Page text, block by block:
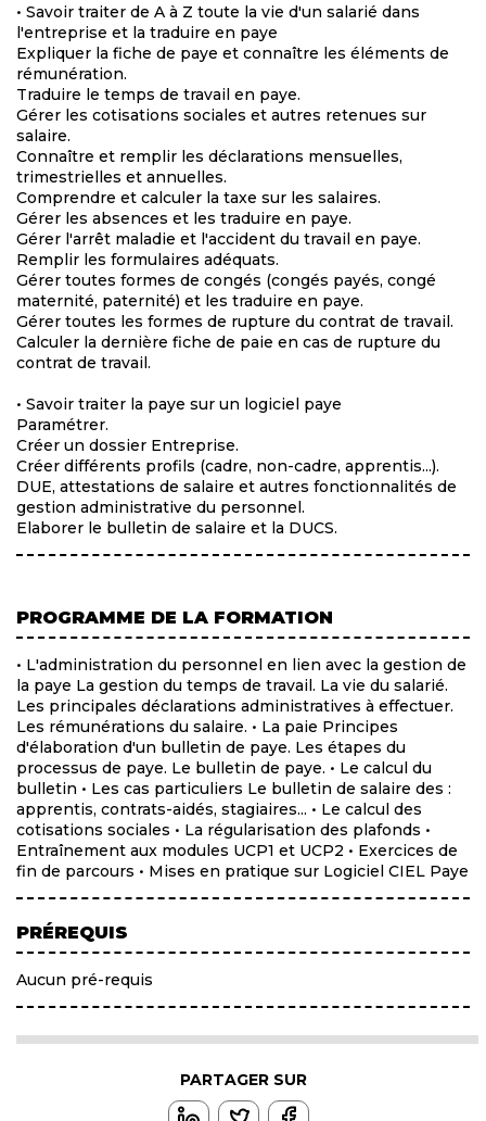
• Savoir traiter de A à Z toute la vie d'un salarié dans
l'entreprise et la traduire en paye
Expliquer la fiche de paye et connaître les éléments de
rémunération.
Traduire le temps de travail en paye.
Gérer les cotisations sociales et autres retenues sur
salaire.
Connaître et remplir les déclarations mensuelles,
trimestrielles et annuelles.
Comprendre et calculer la taxe sur les salaires.
Gérer les absences et les traduire en paye.
Gérer l'arrêt maladie et l'accident du travail en paye.
Remplir les formulaires adéquats.
Gérer toutes formes de congés (congés payés, congé
maternité, paternité) et les traduire en paye.
Gérer toutes les formes de rupture du contrat de travail.
Calculer la dernière fiche de paie en cas de rupture du
contrat de travail.
• Savoir traiter la paye sur un logiciel paye
Paramétrer.
Créer un dossier Entreprise.
Créer différents profils (cadre, non-cadre, apprentis...).
DUE, attestations de salaire et autres fonctionnalités de
gestion administrative du personnel.
Elaborer le bulletin de salaire et la DUCS.
PROGRAMME DE LA FORMATION
• L'administration du personnel en lien avec la gestion de
la paye La gestion du temps de travail. La vie du salarié.
Les principales déclarations administratives à effectuer.
Les rémunérations du salaire. • La paie Principes
d'élaboration d'un bulletin de paye. Les étapes du
processus de paye. Le bulletin de paye. • Le calcul du
bulletin • Les cas particuliers Le bulletin de salaire des :
apprentis, contrats-aidés, stagiaires... • Le calcul des
cotisations sociales • La régularisation des plafonds •
Entraînement aux modules UCP1 et UCP2 • Exercices de
fin de parcours • Mises en pratique sur Logiciel CIEL Paye
PRÉREQUIS
Aucun pré-requis
PARTAGER SUR